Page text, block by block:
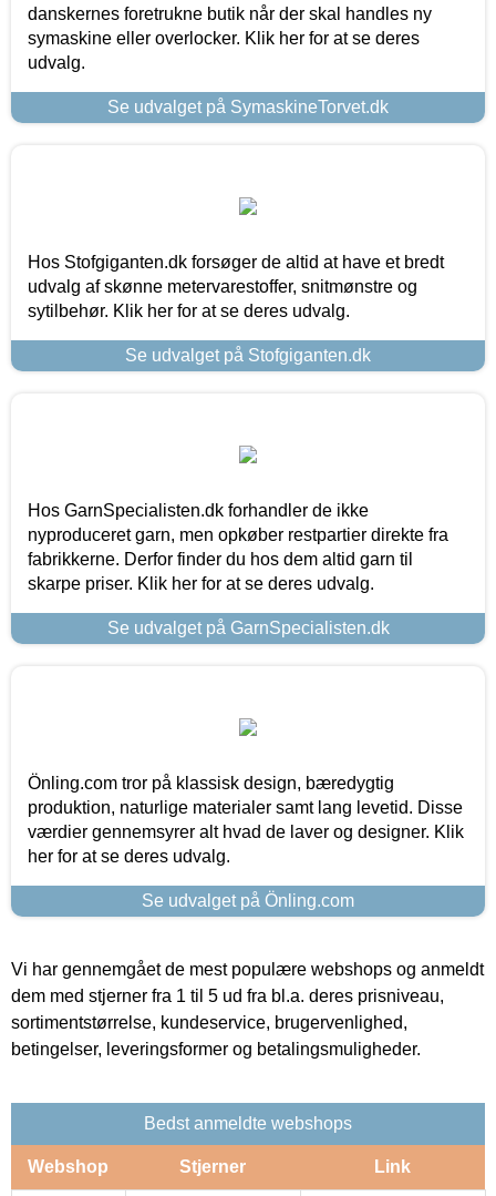
danskernes foretrukne butik når der skal handles ny
symaskine eller overlocker. Klik her for at se deres
udvalg.
Se udvalget på SymaskineTorvet.dk
Hos Stofgiganten.dk forsøger de altid at have et bredt
udvalg af skønne metervarestoffer, snitmønstre og
sytilbehør. Klik her for at se deres udvalg.
Se udvalget på Stofgiganten.dk
Hos GarnSpecialisten.dk forhandler de ikke
nyproduceret garn, men opkøber restpartier direkte fra
fabrikkerne. Derfor finder du hos dem altid garn til
skarpe priser. Klik her for at se deres udvalg.
Se udvalget på GarnSpecialisten.dk
Önling.com tror på klassisk design, bæredygtig
produktion, naturlige materialer samt lang levetid. Disse
værdier gennemsyrer alt hvad de laver og designer. Klik
her for at se deres udvalg.
Se udvalget på Önling.com
Vi har gennemgået de mest populære webshops og anmeldt
dem med stjerner fra 1 til 5 ud fra bl.a. deres prisniveau,
sortimentstørrelse, kundeservice, brugervenlighed,
betingelser, leveringsformer og betalingsmuligheder.
Bedst anmeldte webshops
Webshop Stjerner Link